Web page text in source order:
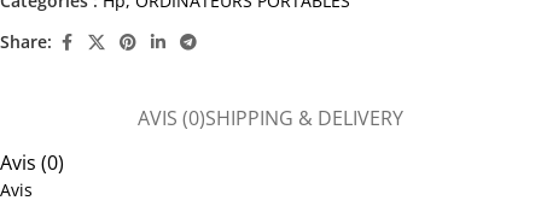
Share:
AVIS (0)SHIPPING & DELIVERY
Avis (0)
Avis